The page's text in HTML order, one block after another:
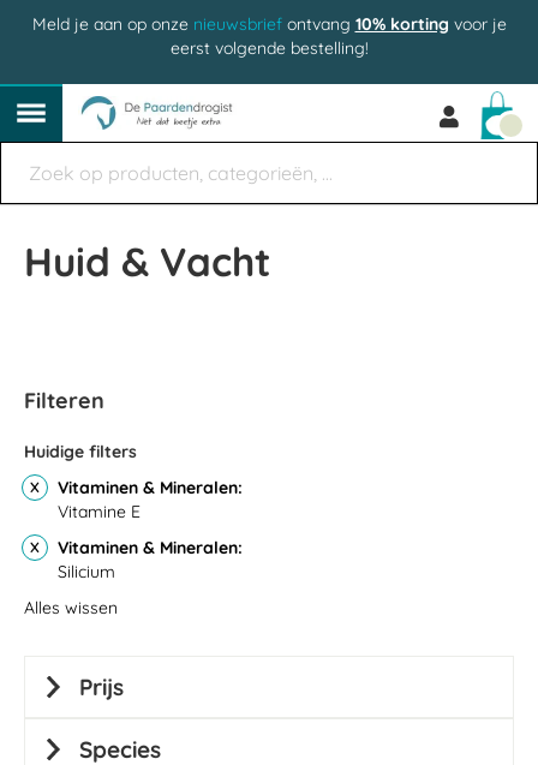
Meld je aan op onze nieuwsbriefontvang 10% korting voor je
eerst volgende bestelling!
Huid & Vacht
Filteren
Huidige filters
Vitaminen & Mineralen
Vitamine E
Vitaminen & Mineralen
Silicium
Alles wissen
Prijs
Species